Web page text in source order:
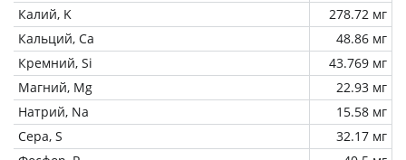
Калий, K
278.72 мг
Кальций, Ca
48.86 мг
Кремний, Si
43.769 мг
Магний, Mg
22.93 мг
Натрий, Na
15.58 мг
Сера, S
32.17 мг